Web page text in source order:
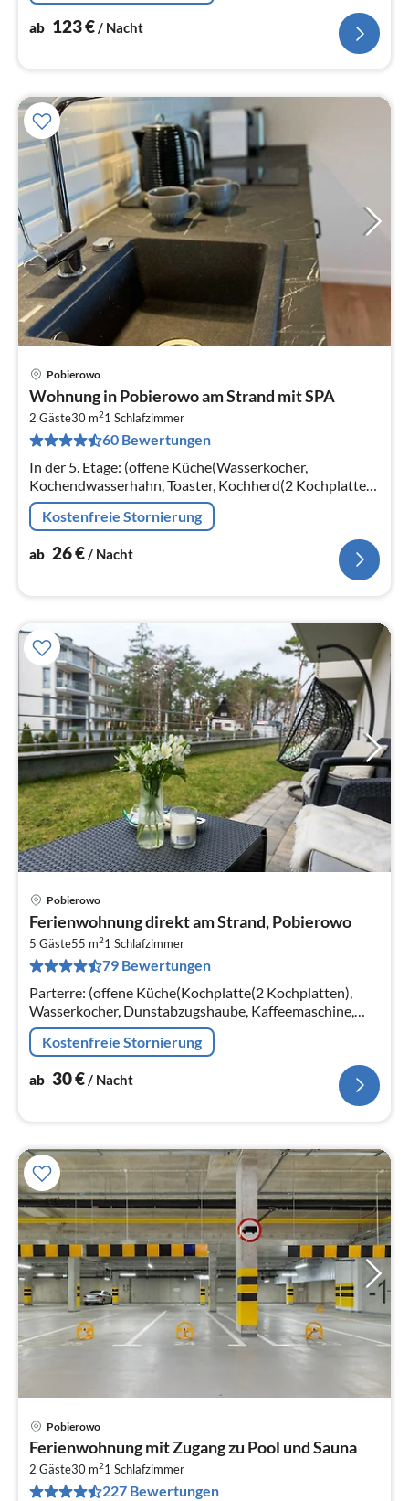
ab 123€/ Nacht
Pobierowo
Wohnung in Pobierowo am Strand mit SPA
2 Gäste30 m21 Schlafzimmer
60 Bewertungen
In der 5. Etage: (offene Küche(Wasserkocher,
Kochendwasserhahn, Toaster, Kochherd(2 Kochplatten,
elektrisch), Espressomaschine, Spülmaschine,
Kühl-/Gefrierkombination)
Kostenfreie Stornierung
ab 26€ / Nacht
Pobierowo
Ferienwohnung direkt am Strand, Pobierowo
5 Gäste55 m21 Schlafzimmer
79 Bewertungen
Parterre: (offene Küche(Kochplatte(2 Kochplatten),
Wasserkocher, Dunstabzugshaube, Kaffeemaschine,
Mikrowelle, Kühl-/Gefrierkombination),
Wohn/Esszimmer(Schlafcouch 1 Pers.
Kostenfreie Stornierung
ab 30€/ Nacht
Pobierowo
Ferienwohnung mit Zugang zu Pool und Sauna
2 Gäste30 m21 Schlafzimmer
227 Bewertungen